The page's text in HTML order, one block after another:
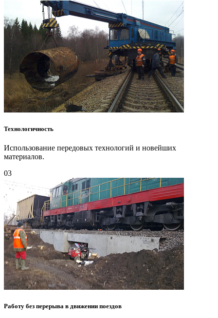
Технологичность
Использование передовых технологий и новейших
материалов.
03
Работу без перерыва в движении поездов